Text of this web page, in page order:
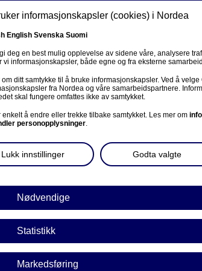
oss
inn
Om oss Investorer
i den globale økonomien.
informasjonskapsler (cookies) i Nordea
English Svenska Suomi
deg en best mulig opplevelse av sidene våre, analysere
vi informasjonskapsler, både egne og fra eksterne
om ditt samtykke til å bruke informasjonskapsler. Ved å
fra Nordea og våre samarbeidspartnere.
skal fungere omfattes ikke av samtykket.
enkelt å endre eller trekke tilbake samtykket. Les mer om
personopplysninger.
Godta valgte
Lukk innstillinger
Nødvendige
Statistikk
Markedsføring